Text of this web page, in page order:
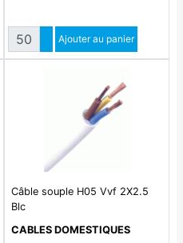
QuantitéAugmenter quantité
Diminuer quantité
Ajouter au panier
Câble souple H05 Vvf 2X2.5
Blc
CABLES DOMESTIQUES